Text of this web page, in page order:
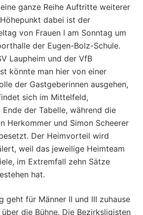
ganze Reihe Auftritte weiterer
dabei ist der
von Frauen I am Sonntag um
der Eugen-Bolz-Schule.
Laupheim und der VfB
könnte man hier von einer
der Gastgeberinnen ausgehen,
sich im Mittelfeld,
der Tabelle, während die
Herkommer und Simon Scheerer
Der Heimvorteil wird
weil das jeweilige Heimteam
im Extremfall zehn Sätze
hat.
geht für Männer II und III zuhause
die Bühne. Die Bezirksligisten